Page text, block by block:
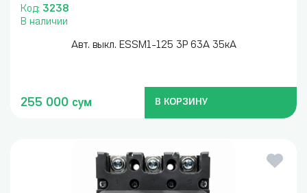
Код: 3238
В наличии
Авт. выкл. ESSM1-125 3P 63A 35кА
255 000 сум В КОРЗИНУ